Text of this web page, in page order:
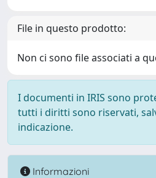
File in questo prodotto:
Non ci sono file associati a
I documenti in IRIS sono
tutti i diritti sono riservati,
indicazione.
Informazioni